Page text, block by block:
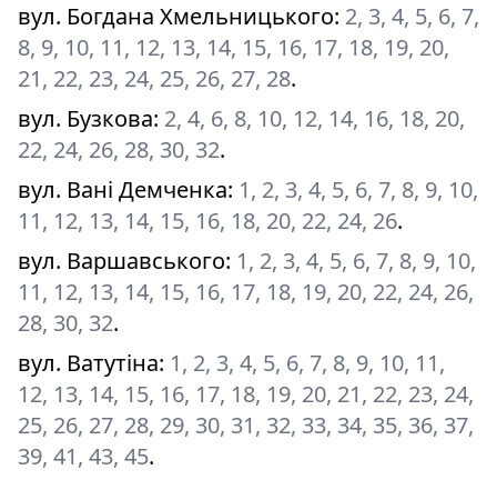
вул. Богдана Хмельницького: 2, 3, 4, 5, 6, 7,
8, 9, 10, 11, 12, 13, 14, 15, 16, 17, 18, 19, 20,
21, 22, 23, 24, 25, 26, 27, 28.
вул. Бузкова: 2, 4, 6, 8, 10, 12, 14, 16, 18, 20,
22, 24, 26, 28, 30, 32.
вул. Вані Демченка: 1, 2, 3, 4, 5, 6, 7, 8, 9, 10,
11, 12, 13, 14, 15, 16, 18, 20, 22, 24, 26.
вул. Варшавського: 1, 2, 3, 4, 5, 6, 7, 8, 9, 10,
11, 12, 13, 14, 15, 16, 17, 18, 19, 20, 22, 24, 26,
28, 30, 32.
вул. Ватутіна: 1, 2, 3, 4, 5, 6, 7, 8, 9, 10, 11,
12, 13, 14, 15, 16, 17, 18, 19, 20, 21, 22, 23, 24,
25, 26, 27, 28, 29, 30, 31, 32, 33, 34, 35, 36, 37,
39, 41, 43, 45.